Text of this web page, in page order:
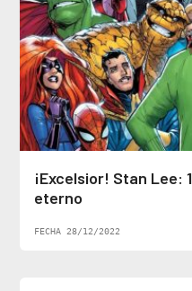
¡Excelsior! Stan Lee:
eterno
FECHA 28/12/2022